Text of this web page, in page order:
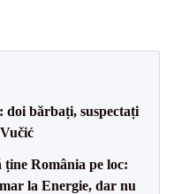
doi bărbați, suspectați
ține România pe loc:
la Energie, dar nu